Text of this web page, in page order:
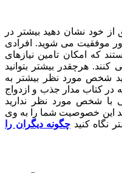
خود نشان دهید بیشتر در
موفقیت می شوید. افرادی
که امکان تامین نیازهای
هرچقدر بیشتر بتوانید
شخص مورد نظر بیشتر به
کتاب مدار جذب و ازدواج
با شخص مورد نظر ندارید
این خصوصیت شما را به وی
نگاه کنید چگونه دیگران را